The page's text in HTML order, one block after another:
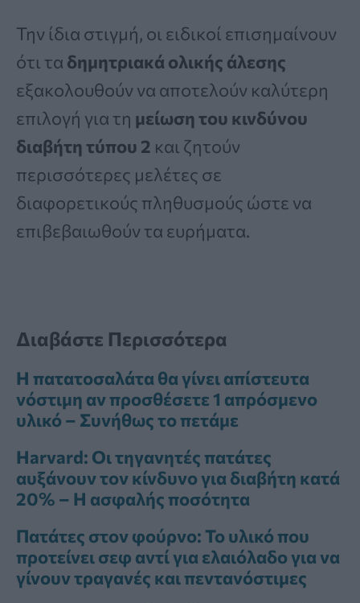
Την ίδια στιγμή, οι ειδικοί επισημαίνουν
ότι τα δημητριακά ολικής άλεσης
εξακολουθούν να αποτελούν καλύτερη
επιλογή για τη μείωση του κινδύνου
διαβήτη τύπου 2 και ζητούν
περισσότερες μελέτες σε
διαφορετικούς πληθυσμούς ώστε να
επιβεβαιωθούν τα ευρήματα.
Διαβάστε Περισσότερα
Η πατατοσαλάτα θα γίνει απίστευτα
νόστιμη αν προσθέσετε 1 απρόσμενο
υλικό – Συνήθως το πετάμε
Harvard: Οι τηγανητές πατάτες
αυξάνουν τον κίνδυνο για διαβήτη κατά
20% – Η ασφαλής ποσότητα
Πατάτες στον φούρνο: Το υλικό που
προτείνει σεφ αντί για ελαιόλαδο για να
γίνουν τραγανές και πεντανόστιμες